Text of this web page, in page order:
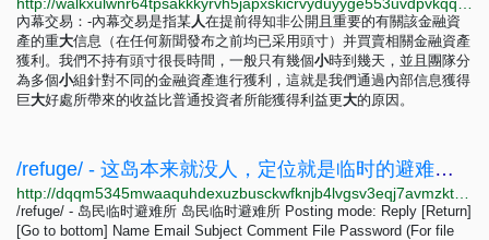
內幕交易：-內幕交易是指某人在提前得知非公開且重要的有關該金融資
產的重大信息（在任何新聞發布之前均已采用頭寸）并買賣相關金融資產
獲利。我們不持有頭寸很長時間，一般只有幾個小時到幾天，並且團隊分
為多個小組針對不同的金融資產進行獲利，這就是我們通過內部信息獲得
巨大好處所帶來的收益比普通投資者所能獲得利益更大的原因。
/refuge/ - 这岛本来就没人，定位就是临时的避难所，岛沉了岛民来这找新窝点，找到了就走
/refuge/ - 岛民临时避难所 岛民临时避难所 Posting mode: Reply [Return]
[Go to bottom] Name Email Subject Comment File Password (For file